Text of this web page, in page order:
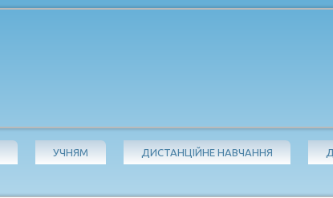
УЧНЯМ ДИСТАНЦІЙНЕ НАВЧАННЯ